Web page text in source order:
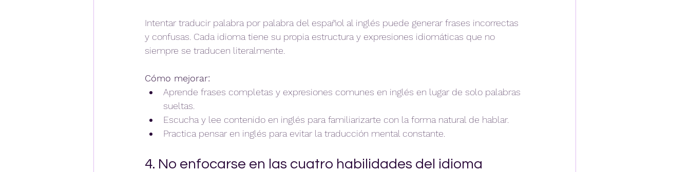
Intentar traducir palabra por palabra del español al inglés puede generar frases incorrectas
y confusas. Cada idioma tiene su propia estructura y expresiones idiomáticas que no
siempre se traducen literalmente.
Cómo mejorar:
Aprende frases completas y expresiones comunes en inglés en lugar de solo palabras
sueltas.
Escucha y lee contenido en inglés para familiarizarte con la forma natural de hablar.
Practica pensar en inglés para evitar la traducción mental constante.
4. No enfocarse en las cuatro habilidades del idioma